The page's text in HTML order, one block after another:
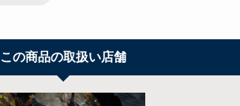
この商品の取扱い店舗